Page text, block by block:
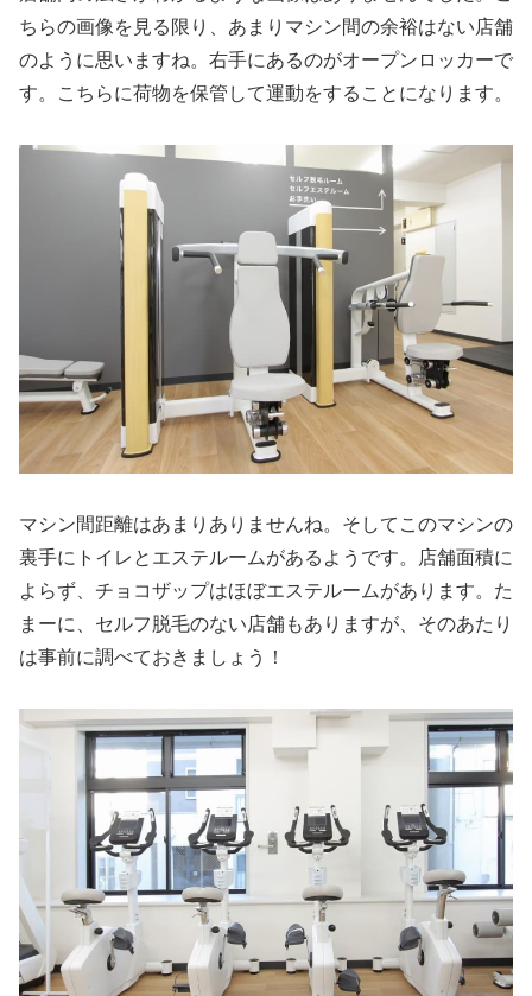
ちらの画像を見る限り、あまりマシン間の余裕はない店舗
のように思いますね。右手にあるのがオープンロッカーで
す。こちらに荷物を保管して運動をすることになります。
マシン間距離はあまりありませんね。そしてこのマシンの
裏手にトイレとエステルームがあるようです。店舗面積に
よらず、チョコザップはほぼエステルームがあります。た
まーに、セルフ脱毛のない店舗もありますが、そのあたり
は事前に調べておきましょう！